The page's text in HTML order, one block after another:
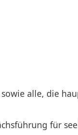
alle, die
für